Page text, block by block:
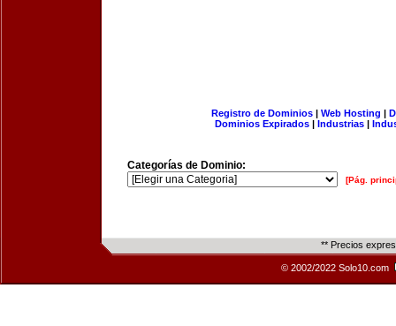
Registro de Dominios| Web Hosting |
Dominios Expirados | Industrias |
Categorías de Dominio:
[Pág.
** Precios
© 2002/2022 Solo10.com